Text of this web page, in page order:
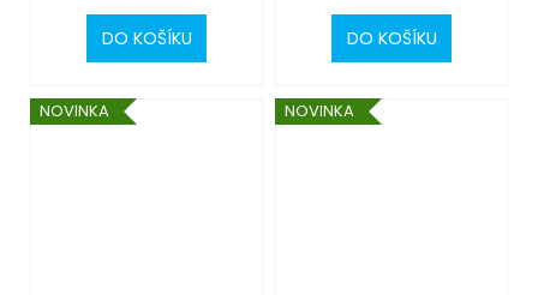
DO KOŠÍKU DO KOŠÍKU
NOVINKA NOVINKA